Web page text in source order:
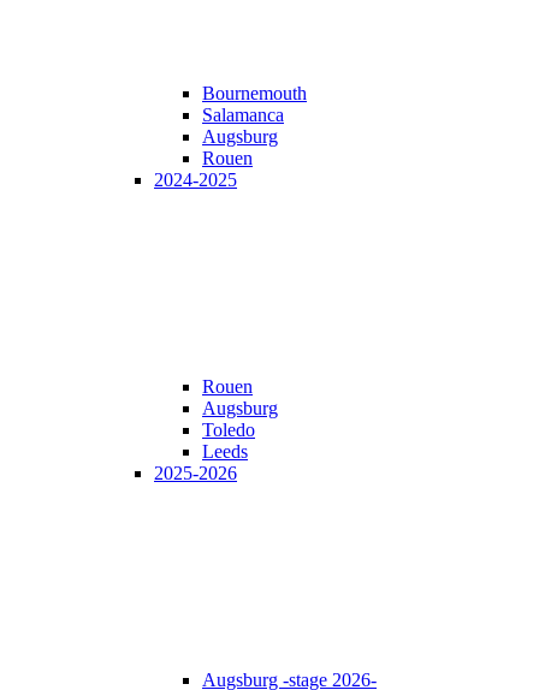
Bournemouth
Salamanca
Augsburg
Rouen
2024-2025
Rouen
Augsburg
Toledo
Leeds
2025-2026
Augsburg -stage 2026-